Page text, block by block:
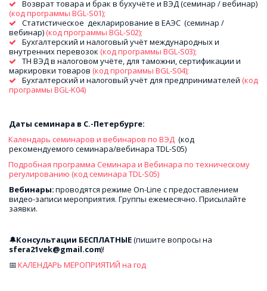
(код программы BGL-S01);
Статистическое  декларирование в ЕАЭС  (семинар /
вебинар) (код программы BGL-S02);
Бухгалтерский и налоговый учёт международных и
внутренних перевозок (код программы BGL-S03);
ТН ВЭД в налоговом учёте, для таможни, сертификации и
маркировки товаров (код программы BGL-S04);
Бухгалтерский и налоговый учёт для предпринимателей (код
программы BGL-K04)
Даты семинара в С.-Петербурге:
Календарь семинаров и вебинаров по ВЭД (код
рекомендуемого семинара/вебинара TDL-S05)
Подробная программа Семинара и Вебинара по техническому
регулированию (код семинара TDL-S05)
Вебинары: проводятся режиме On-Line c предоставлением
видео-записи мероприятия. Группы ежемесячно. Присылайте
заявки.
🔔Консультации БЕСПЛАТНЫЕ
sfera21vek@gmail.com)!
📅 КАЛЕНДАРЬ МЕРОПРИЯТИЙ на год